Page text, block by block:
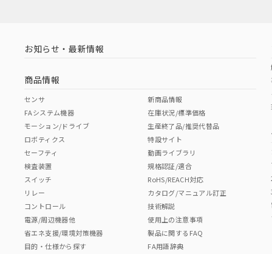
お知らせ・最新情報
商品情報
センサ
FAシステム機器
モーション/ドライブ
ロボティクス
セーフティ
検査装置
スイッチ
リレー
コントロール
電源/周辺機器他
省エネ支援/環境対策機器
目的・仕様から探す
新商品情報
在庫状況/標準価格
生産終了品/推奨代替品
特設サイト
動画ライブラリ
規格認証/適合
RoHS/REACH対応
カタログ/マニュアル訂正
技術解説
使用上の注意事項
製品に関するFAQ
FA用語辞典